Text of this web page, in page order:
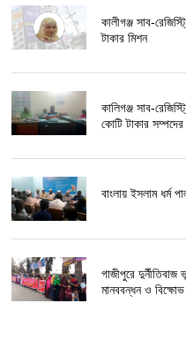
কালীগঞ্জ সাব-
টাকার মিশন
কালিগঞ্জ সাব-
কোটি টাকার
বাংলায় ইসলাম ধর্ম
গাজীপুরে দুর্নীতিবাজ
মানববন্ধন ও